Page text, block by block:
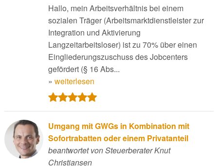
Hallo, mein Arbeitsverhältnis bei einem
sozialen Träger (Arbeitsmarktdienstleister zur
Integration und Aktivierung
Langzeitarbeitsloser) ist zu 70% über einen
Eingliederungszuschuss des Jobcenters
gefördert (§ 16 Abs...
» weiterlesen
Umgang mit GWGs in Kombination mit
Sofortrabatten oder einem Privatanteil
beantwortet von Steuerberater Knut
Christiansen